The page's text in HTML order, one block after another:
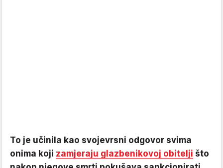
To je učinila kao svojevrsni odgovor svima
onima koji zamjeraju glazbenikovoj obitelji što